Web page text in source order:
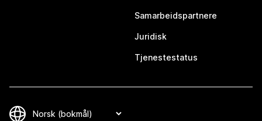
Samarbeidspartnere
Juridisk
Tjenestestatus